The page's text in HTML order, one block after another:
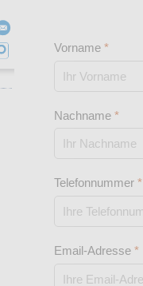
Vorname *
Nachname *
Telefonnummer *
Email-Adresse *